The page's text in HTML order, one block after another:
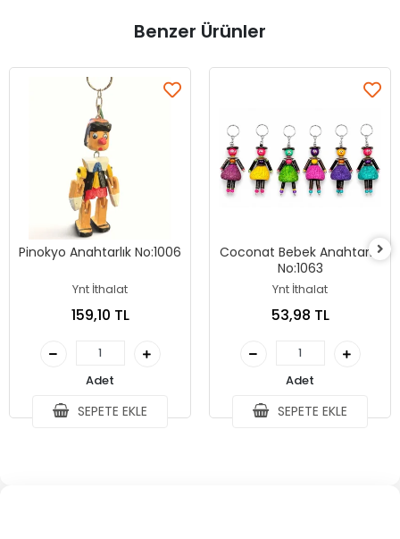
Benzer Ürünler
Pinokyo Anahtarlık No:1006
Ynt İthalat
159,10 TL
Adet
SEPETE EKLE
Coconat Bebek Anahtarlık
No:1063
Ynt İthalat
53,98 TL
Adet
SEPETE EKLE